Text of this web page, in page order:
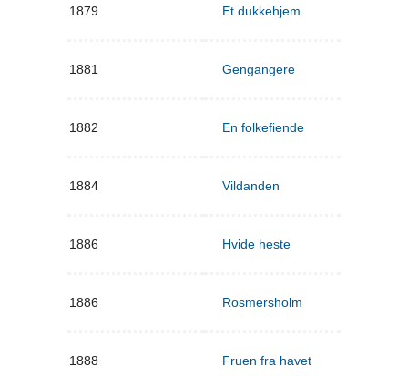
1879 Et dukkehjem
1881 Gengangere
1882 En folkefiende
1884 Vildanden
1886 Hvide heste
1886 Rosmersholm
1888 Fruen fra havet